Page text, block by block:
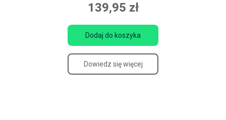
139,95 zł
Dodaj do koszyka
Dowiedz się więcej